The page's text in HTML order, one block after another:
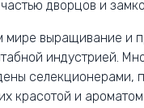
дворцов и
мире выращивание и
индустрией.
селекционерами,
красотой и ароматом.